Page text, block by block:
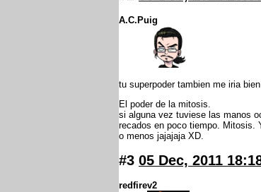
A.C.Puig
tu superpoder tambien me iria
El poder de la mitosis.
si alguna vez tuviese las manos
recados en poco tiempo. Mitosis.
o menos jajajaja XD.
#3 05 Dec, 2011
redfirev2